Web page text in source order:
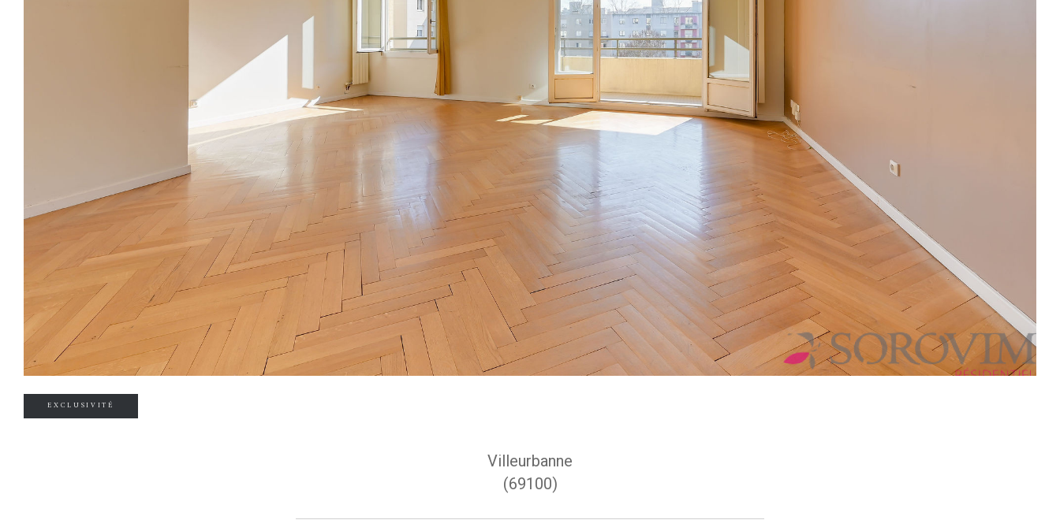
EXCLUSIVITÉ
Villeurbanne
(69100)